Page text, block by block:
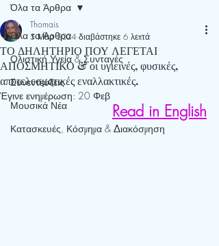
Όλα τα Άρθρα
Ολιστική Υγεία & Συνταγές
Συνεντεύξεις
Μουσικά Νέα
Κατασκευές, Κόσμημα & Διακόσμηση
Όλα τα Άρθρα
ΤΟ ΔΗΛΗΤΗΡΙΟ ΠΟΥ ΛΕΓΕΤΑΙ
ΑΠΟΣΜΗΤΙΚΟ & οι υγιεινές, φυσικές,
αποτελεσματικές εναλλακτικές.
Thomais
5 Μαρ 2024 διαβάστηκε 6 λεπτά
Έγινε ενημέρωση: 20 Φεβ
Read in English